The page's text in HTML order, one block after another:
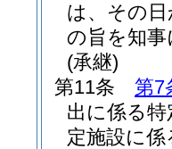
は、その
の旨を知
(承継)
第11条
第7
出に係る
定施設に